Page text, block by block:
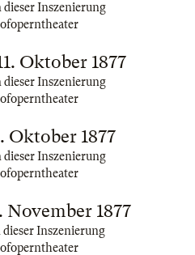
Inszenierung
Oktober 1877
Inszenierung
Oktober 1877
Inszenierung
November 1877
Inszenierung